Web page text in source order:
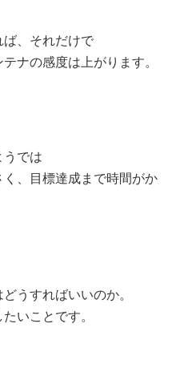
ば、それだけで
ナの感度は上がります。
うでは
、目標達成まで時間がか
うすればいいのか。
いことです。